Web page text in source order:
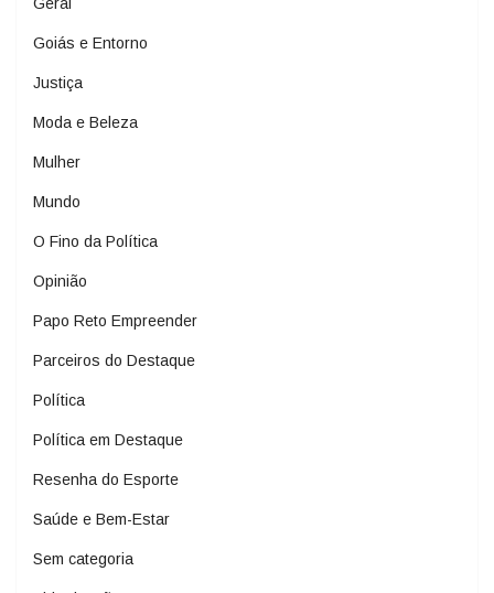
Geral
Goiás e Entorno
Justiça
Moda e Beleza
Mulher
Mundo
O Fino da Política
Opinião
Papo Reto Empreender
Parceiros do Destaque
Política
Política em Destaque
Resenha do Esporte
Saúde e Bem-Estar
Sem categoria